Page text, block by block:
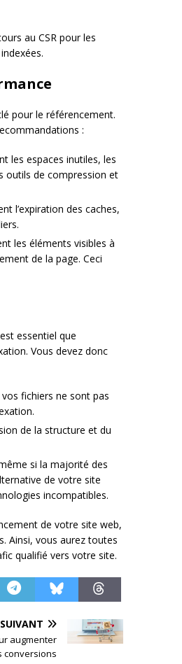
au CSR pour les
pour le référencement.
:
les espaces inutiles, les
outils de compression et
l’expiration des caches,
les éléments visibles à
de la page. Ceci
essentiel que
Vous devez donc
fichiers ne sont pas
de la structure et du
si la majorité des
de votre site
incompatibles.
de votre site web,
Ainsi, vous aurez toutes
qualifié vers votre site.
SUIVANT
augmenter
conversions